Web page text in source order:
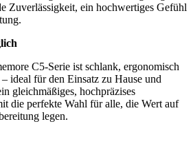
Zuverlässigkeit, ein hochwertiges Gefühl
C5-Serie ist schlank, ergonomisch
ideal für den Einsatz zu Hause und
gleichmäßiges, hochpräzises
die perfekte Wahl für alle, die Wert auf
legen.